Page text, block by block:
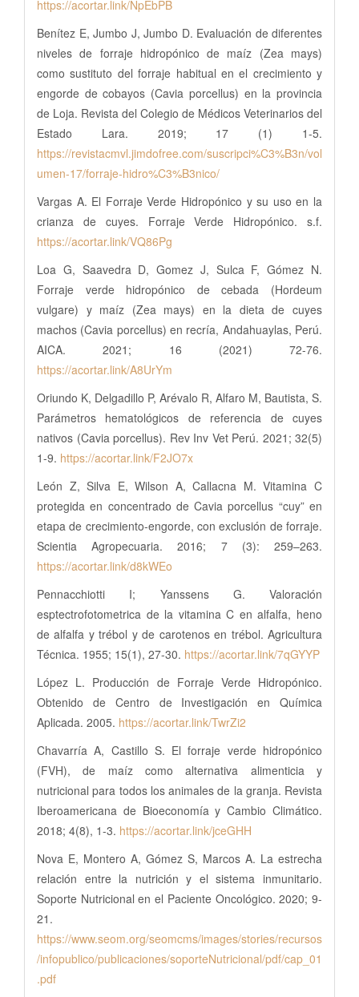
https://acortar.link/NpEbPB
Benítez E, Jumbo J, Jumbo D. Evaluación de diferentes
niveles de forraje hidropónico de maíz (Zea mays)
como sustituto del forraje habitual en el crecimiento y
engorde de cobayos (Cavia porcellus) en la provincia
de Loja. Revista del Colegio de Médicos Veterinarios del
Estado Lara. 2019; 17 (1) 1-5.
https://revistacmvl.jimdofree.com/suscripci%C3%B3n/vol
umen-17/forraje-hidro%C3%B3nico/
Vargas A. El Forraje Verde Hidropónico y su uso en la
crianza de cuyes. Forraje Verde Hidropónico. s.f.
https://acortar.link/VQ86Pg
Loa G, Saavedra D, Gomez J, Sulca F, Gómez N.
Forraje verde hidropónico de cebada (Hordeum
vulgare) y maíz (Zea mays) en la dieta de cuyes
machos (Cavia porcellus) en recría, Andahuaylas, Perú.
AICA. 2021; 16 (2021) 72-76.
https://acortar.link/A8UrYm
Oriundo K, Delgadillo P, Arévalo R, Alfaro M, Bautista, S.
Parámetros hematológicos de referencia de cuyes
nativos (Cavia porcellus). Rev Inv Vet Perú. 2021; 32(5)
1-9. https://acortar.link/F2JO7x
León Z, Silva E, Wilson A, Callacna M. Vitamina C
protegida en concentrado de Cavia porcellus “cuy” en
etapa de crecimiento-engorde, con exclusión de forraje.
Scientia Agropecuaria. 2016; 7 (3): 259–263.
https://acortar.link/d8kWEo
Pennacchiotti I; Yanssens G. Valoración
esptectrofotometrica de la vitamina C en alfalfa, heno
de alfalfa y trébol y de carotenos en trébol. Agricultura
Técnica. 1955; 15(1), 27-30. https://acortar.link/7qGYYP
López L. Producción de Forraje Verde Hidropónico.
Obtenido de Centro de Investigación en Química
Aplicada. 2005. https://acortar.link/TwrZi2
Chavarría A, Castillo S. El forraje verde hidropónico
(FVH), de maíz como alternativa alimenticia y
nutricional para todos los animales de la granja. Revista
Iberoamericana de Bioeconomía y Cambio Climático.
2018; 4(8), 1-3. https://acortar.link/jceGHH
Nova E, Montero A, Gómez S, Marcos A. La estrecha
relación entre la nutrición y el sistema inmunitario.
Soporte Nutricional en el Paciente Oncológico. 2020; 9-
21.
https://www.seom.org/seomcms/images/stories/recursos
/infopublico/publicaciones/soporteNutricional/pdf/cap_01
.pdf